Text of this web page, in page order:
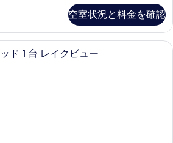
空室状況と料金を確認
ダブルルーム キングベッド 1 台 レ
ド 1 台 レイクビュー